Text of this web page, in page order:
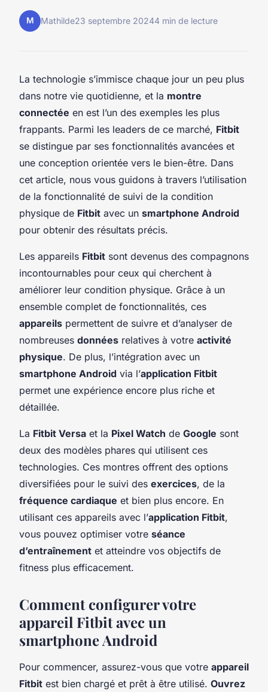
M Mathilde23 septembre 20244 min de lecture
La technologie s’immisce chaque jour un peu plus
dans notre vie quotidienne, et la montre
connectée en est l’un des exemples les plus
frappants. Parmi les leaders de ce marché, Fitbit
se distingue par ses fonctionnalités avancées et
une conception orientée vers le bien-être. Dans
cet article, nous vous guidons à travers l’utilisation
de la fonctionnalité de suivi de la condition
physique de Fitbit avec un smartphone Android
pour obtenir des résultats précis.
Les appareils Fitbit sont devenus des compagnons
incontournables pour ceux qui cherchent à
améliorer leur condition physique. Grâce à un
ensemble complet de fonctionnalités, ces
appareils permettent de suivre et d’analyser de
nombreuses données relatives à votre activité
physique. De plus, l’intégration avec un
smartphone Android via l’application Fitbit
permet une expérience encore plus riche et
détaillée.
La Fitbit Versa et la Pixel Watch de Google sont
deux des modèles phares qui utilisent ces
technologies. Ces montres offrent des options
diversifiées pour le suivi des exercices, de la
fréquence cardiaque et bien plus encore. En
utilisant ces appareils avec l’application Fitbit,
vous pouvez optimiser votre séance
d’entraînement et atteindre vos objectifs de
fitness plus efficacement.
Comment configurer votre
appareil Fitbit avec un
smartphone Android
Pour commencer, assurez-vous que votre appareil
Fitbit est bien chargé et prêt à être utilisé. Ouvrez